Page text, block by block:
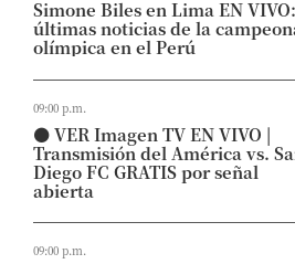
Simone Biles en Lima EN VIVO:
últimas noticias de la
olímpica en el Perú
09:00 p.m.
⚫ VER Imagen TV EN VIVO |
Transmisión del América vs.
Diego FC GRATIS por señal
abierta
09:00 p.m.